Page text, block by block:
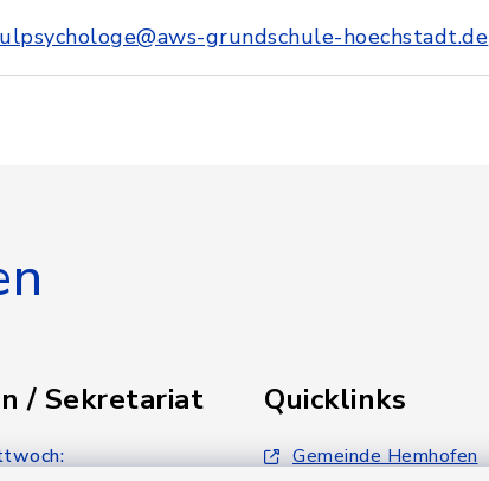
grundschule-hoechstadt.de
/ Sekretariat Quicklinks
Gemeinde Hemhofen